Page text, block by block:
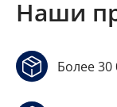
Наши
Более 30